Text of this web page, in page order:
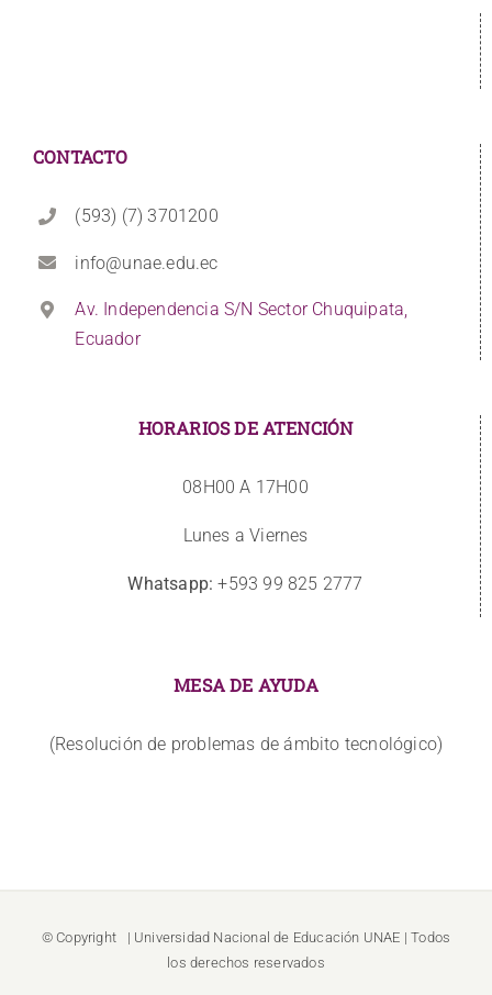
CONTACTO
(593) (7) 3701200
info@unae.edu.ec
Av. Independencia S/N Sector Chuquipata,
Ecuador
HORARIOS DE ATENCIÓN
08H00 A 17H00
Lunes a Viernes
Whatsapp: +593 99 825 2777
MESA DE AYUDA
(Resolución de problemas de ámbito tecnológico)
© Copyright | Universidad Nacional de Educación UNAE | Todos
los derechos reservados